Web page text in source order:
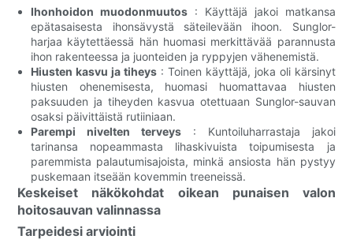
Ihonhoidon muodonmuutos : Käyttäjä jakoi matkansa
epätasaisesta ihonsävystä säteilevään ihoon. Sunglor-
harjaa käytettäessä hän huomasi merkittävää parannusta
ihon rakenteessa ja juonteiden ja ryppyjen vähenemistä.
Hiusten kasvu ja tiheys : Toinen käyttäjä, joka oli kärsinyt
hiusten ohenemisesta, huomasi huomattavaa hiusten
paksuuden ja tiheyden kasvua otettuaan Sunglor-sauvan
osaksi päivittäistä rutiiniaan.
Parempi nivelten terveys: Kuntoiluharrastaja jakoi
tarinansa nopeammasta lihaskivuista toipumisesta ja
paremmista palautumisajoista, minkä ansiosta hän pystyy
puskemaan itseään kovemmin treeneissä.
Keskeiset näkökohdat oikean punaisen valon
hoitosauvan valinnassa
Tarpeidesi arviointi